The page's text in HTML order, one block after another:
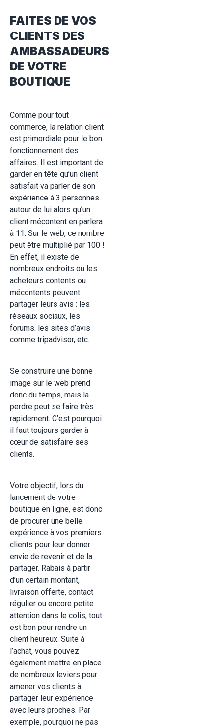
FAITES DE VOS
CLIENTS DES
AMBASSADEURS
DE VOTRE
BOUTIQUE
Comme pour tout
commerce, la relation client
est primordiale pour le bon
fonctionnement des
affaires. Il est important de
garder en tête qu’un client
satisfait va parler de son
expérience à 3 personnes
autour de lui alors qu’un
client mécontent en parlera
à 11. Sur le web, ce nombre
peut être multiplié par 100 !
En effet, il existe de
nombreux endroits où les
acheteurs contents ou
mécontents peuvent
partager leurs avis : les
réseaux sociaux, les
forums, les sites d’avis
comme tripadvisor, etc.
Se construire une bonne
image sur le web prend
donc du temps, mais la
perdre peut se faire très
rapidement. C’est pourquoi
il faut toujours garder à
cœur de satisfaire ses
clients.
Votre objectif, lors du
lancement de votre
boutique en ligne, est donc
de procurer une belle
expérience à vos premiers
clients pour leur donner
envie de revenir et de la
partager. Rabais à partir
d’un certain montant,
livraison offerte, contact
régulier ou encore petite
attention dans le colis, tout
est bon pour rendre un
client heureux. Suite à
l’achat, vous pouvez
également mettre en place
de nombreux leviers pour
amener vos clients à
partager leur expérience
avec leurs proches. Par
exemple, pourquoi ne pas